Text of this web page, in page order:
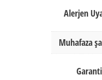
Alerjen
Muhafaza
Garanti